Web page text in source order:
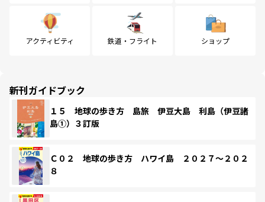
アクティビティ 鉄道・フライト ショップ
新刊ガイドブック
１５ 地球の歩き方 島旅 伊豆大島 利島（伊豆諸
島①）３訂版
Ｃ０２ 地球の歩き方 ハワイ島 ２０２７～２０２
８